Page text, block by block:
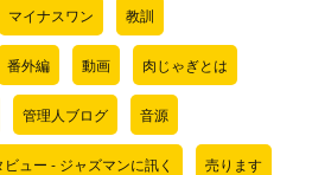
マイナスワン 教訓
番外編 動画 肉じゃぎとは
管理人ブログ 音源
ビュー - ジャズマンに訊く 売ります